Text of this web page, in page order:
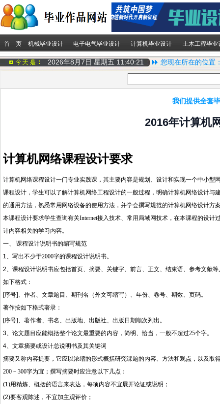
首 页 机械毕业设计 电子电气毕业设计 计算机毕业设计 土木工程毕业
2026年8月7日 星期五 11:40:21 您现在所在的位置
我们提供全套
2016年计算机
计算机网络课程设计要求
计算机网络课程设计一门专业实践课，其主要内容是规划、设计和实现一个中小
课程设计，学生可以了解计算机网络工程设计的一般过程，明确计算机网络设计
的通用方法，熟悉常用网络设备的使用方法，并学会撰写规范的计算机网络设计方
本课程设计要求学生查询有关Internet接入技术、常用局域网技术，在本课程的设计
计内容相关的学习内容。
一、 课程设计说明书的编写规范
1、写出不少于2000字的课程设计说明书。
2、课程设计说明书应包括首页、摘要、关键字、前言、正文、结束语、参考文献
如下格式：
[序号]、作者、文章题目、期刊名（外文可缩写）、年份、卷号、期数、页码。
著作按如下格式著录：
[序号]、著作者、书名、出版地、出版社、出版日期顺次列出。
3、论文题目应能概括整个论文最重要的内容，简明、恰当，一般不超过25个字。
4、文章摘要或设计总说明书及其关键词
摘要又称内容提要，它应以浓缩的形式概括研究课题的内容、方法和观点，以及
200－ 300字为宜；撰写摘要时应注意以下几点：
(1)用精炼、概括的语言来表达，每项内容不宜展开论证或说明；
(2)要客观陈述，不宜加主观评价；